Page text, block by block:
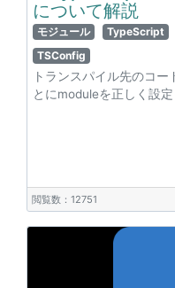
について解説
モジュール TypeScript
TSConfig
トランスパイル先のコ
とにmoduleを正しく設定
閲覧数：12751